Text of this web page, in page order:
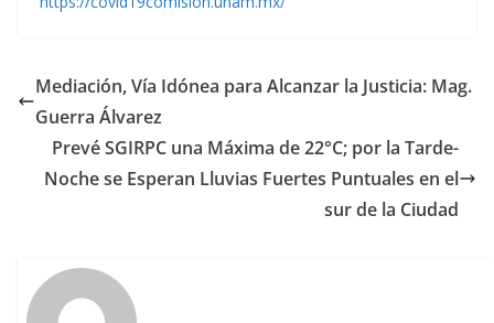
Mediación, Vía Idónea para Alcanzar la Justicia: Mag.
Guerra Álvarez
Prevé SGIRPC una Máxima de 22°C; por la Tarde-
Noche se Esperan Lluvias Fuertes Puntuales en el
sur de la Ciudad